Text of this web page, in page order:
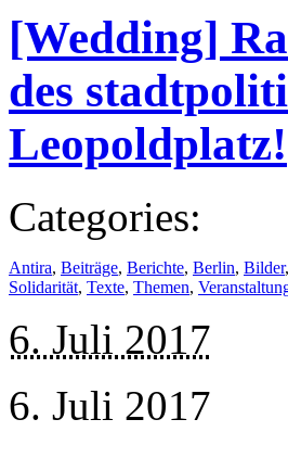
[Wedding]
des
Leopoldplatz!
Categories:
Antira, Beiträge, Berichte, Berlin, Bilder,
Solidarität, Texte, Themen,
6. Juli 2017
6. Juli 2017